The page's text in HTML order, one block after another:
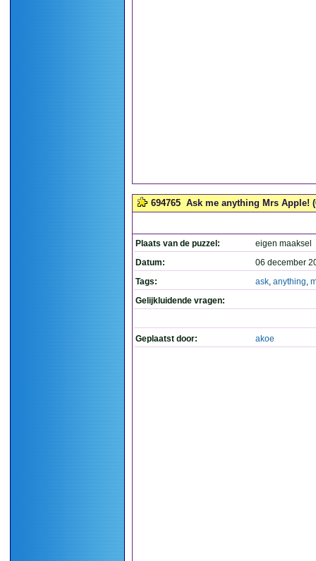
694765 Ask me anything Mrs Apple!
Plaats van de puzzel:
eigen maaksel
Datum:
06 december
Tags:
ask, anything,
Gelijkluidende vragen:
Geplaatst door: akoe